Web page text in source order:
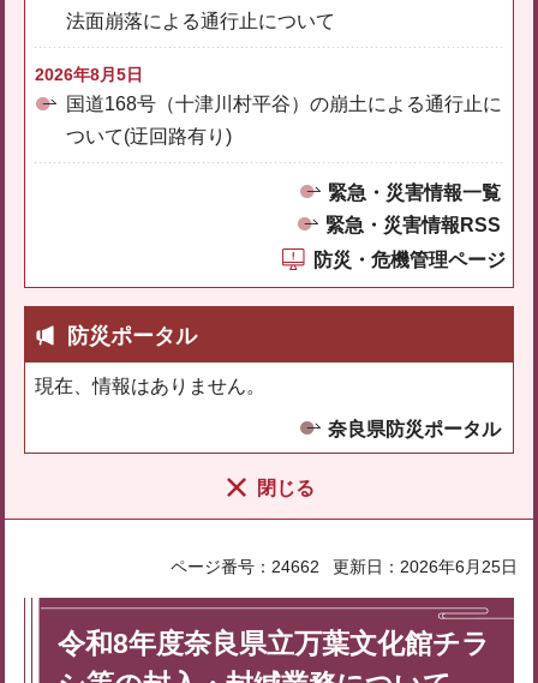
法面崩落による通行止について
2026年8月5日
国道168号（十津川村平谷）の崩土による通行止に
ついて(迂回路有り)
緊急・災害情報一覧
緊急・災害情報RSS
防災・危機管理ページ
防災ポータル
現在、情報はありません。
奈良県防災ポータル
閉じる
ページ番号：24662 更新日：2026年6月25日
令和8年度奈良県⽴万葉⽂化館チラ